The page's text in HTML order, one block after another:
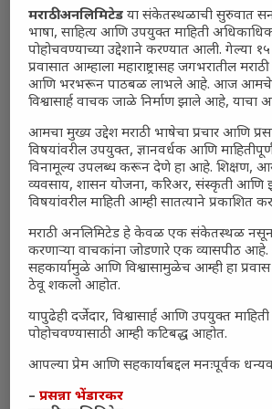
Polls
भारत–अमेरिका संबंध भारतासाठी
काही प्रमाणात फायदेशीर(0%, 0 Votes)
मराठी अनलिमिटेड या संकेतस्थळाची सुरुवात
भाषा, साहित्य आणि उपयुक्त माहिती
पोहोचवण्याच्या उद्देशाने करण्यात आली. गेल्या १५
प्रवासात आम्हाला महाराष्ट्रासह जगभरातील
आणि भरभरून पाठबळ लाभले आहे. आज आमचे
विश्वासार्ह वाचक जाळे निर्माण झाले आहे, याचा
आमचा मुख्य उद्देश मराठी भाषेचा प्रचार आणि
विषयांवरील उपयुक्त, ज्ञानवर्धक आणि
विनामूल्य उपलब्ध करून देणे हा आहे. शिक्षण,
व्यवसाय, शासन योजना, करिअर, संस्कृती
विषयांवरील माहिती आम्ही सातत्याने प्रकाशित
मराठी अनलिमिटेड हे केवळ एक संकेतस्थळ नसून
करणाऱ्या वाचकांना जोडणारे एक व्यासपीठ
सहकार्यामुळे आणि विश्वासामुळेच आम्ही हा
ठेवू शकलो आहोत.
यापुढेही दर्जेदार, विश्वासार्ह आणि उपयुक्त
पोहोचवण्यासाठी आम्ही कटिबद्ध आहोत.
आपल्या प्रेम आणि सहकार्याबद्दल मनःपूर्वक
–प्रसन्ना भेंडारकर